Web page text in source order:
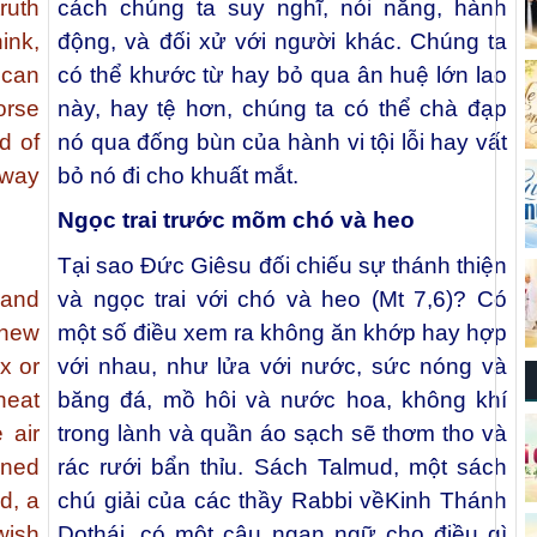
of
or
air
a
cách chúng ta suy nghĩ, nói năng, hành
động, và đối xử với người khác. Chúng ta
có thể khước từ hay bỏ qua ân huệ lớn lao
này, hay tệ hơn, chúng ta có thể chà đạp
nó qua đống bùn của hành vi tội lỗi hay vất
bỏ nó đi cho khuất mắt.
Ngọc trai trước mõm chó và heo
Tại sao Đức Giêsu đối chiếu sự thánh thiện
và ngọc trai với chó và heo (Mt 7,6)? Có
một số điều xem ra không ăn khớp hay hợp
với nhau, như lửa với nước, sức nóng và
băng đá, mồ hôi và nước hoa, không khí
trong lành và quần áo sạch sẽ thơm tho và
rác rưới bẩn thỉu. Sách Talmud, một sách
chú giải của các thầy Rabbi vềKinh Thánh